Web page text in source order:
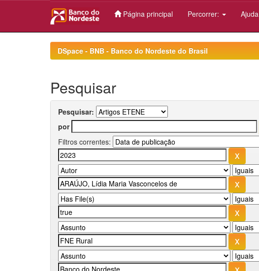
Página principal Percorrer: Ajuda
DSpace - BNB - Banco do Nordeste do Brasil
Pesquisar
Pesquisar:
por
Filtros correntes: